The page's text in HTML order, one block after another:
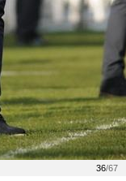
36/67